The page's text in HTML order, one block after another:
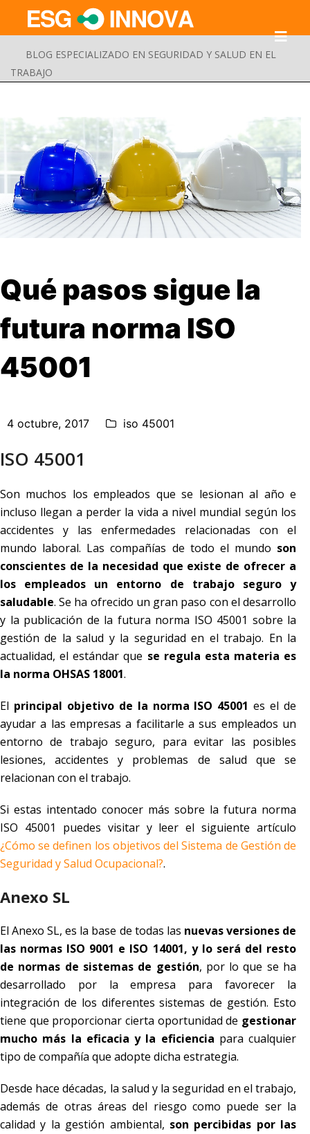
BLOG ESPECIALIZADO EN SEGURIDAD Y SALUD EN EL
TRABAJO
Buscar
Qué pasos sigue la
futura norma ISO
45001
4 octubre, 2017 iso 45001
ISO 45001
Son muchos los empleados que se lesionan al año e
incluso llegan a perder la vida a nivel mundial según los
accidentes y las enfermedades relacionadas con el
mundo laboral. Las compañías de todo el mundo son
conscientes de la necesidad que existe de ofrecer a
los empleados un entorno de trabajo seguro y
saludable. Se ha ofrecido un gran paso con el desarrollo
y la publicación de la futura norma ISO 45001 sobre la
gestión de la salud y la seguridad en el trabajo. En la
actualidad, el estándar que se regula esta materia es
la norma OHSAS 18001.
El principal objetivo de la norma ISO 45001 es el de
ayudar a las empresas a facilitarle a sus empleados un
entorno de trabajo seguro, para evitar las posibles
lesiones, accidentes y problemas de salud que se
relacionan con el trabajo.
Si estas intentado conocer más sobre la futura norma
ISO 45001 puedes visitar y leer el siguiente artículo
¿Cómo se definen los objetivos del Sistema de Gestión de
Seguridad y Salud Ocupacional?.
Anexo SL
El Anexo SL, es la base de todas las nuevas versiones de
las normas ISO 9001 e ISO 14001, y lo será del resto
de normas de sistemas de gestión, por lo que se ha
desarrollado por la empresa para favorecer la
integración de los diferentes sistemas de gestión. Esto
tiene que proporcionar cierta oportunidad de gestionar
mucho más la eficacia y la eficiencia para cualquier
tipo de compañía que adopte dicha estrategia.
Desde hace décadas, la salud y la seguridad en el trabajo,
además de otras áreas del riesgo como puede ser la
calidad y la gestión ambiental, son percibidas por las